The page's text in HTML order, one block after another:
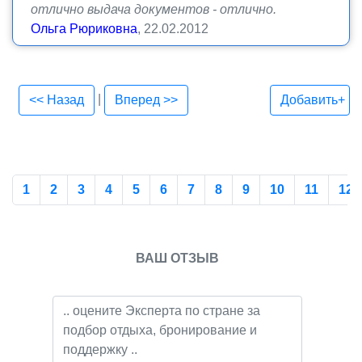
отлично выдача документов - отлично.
Ольга Рюриковна, 22.02.2012
<< Назад Вперед >> Добавить+
1 2 3 4 5 6 7 8 9 10 11 12
ВАШ ОТЗЫВ